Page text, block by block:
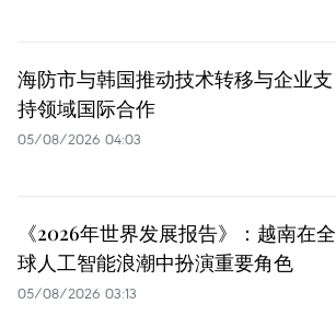
海防市与韩国推动技术转移与企业支
持领域国际合作
05/08/2026 04:03
《2026年世界发展报告》：越南在全
球人工智能浪潮中扮演重要角色
05/08/2026 03:13